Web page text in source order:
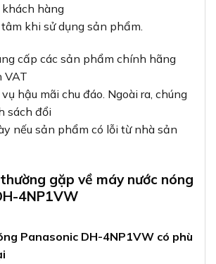
khách hàng
khi sử dụng sản phẩm.
cấp các sản phẩm chính hãng
VAT
hậu mãi chu đáo. Ngoài ra, chúng
sách đổi
nếu sản phẩm có lỗi từ nhà sản
gặp về máy nước nóng
4NP1VW
Panasonic DH-4NP1VW có phù